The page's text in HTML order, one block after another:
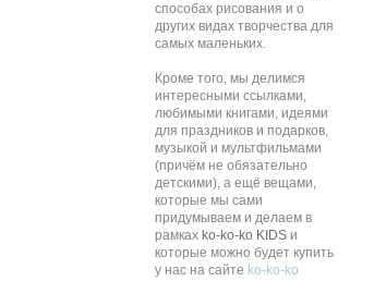
способах рисования и о
других видах творчества для
самых маленьких.
Кроме того, мы делимся
интересными ссылками,
любимыми книгами, идеями
для праздников и подарков,
музыкой и мультфильмами
(причём не обязательно
детскими), а ещё вещами,
которые мы сами
придумываем и делаем в
рамках ko-ko-ko KIDS и
которые можно будет купить
у нас на сайте ko-ko-ko